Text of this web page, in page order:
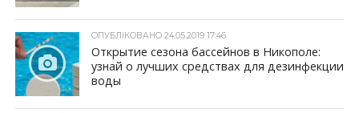
ОПУБЛІКОВАНО 24.05.2019 17:46
Открытие сезона бассейнов в Никополе:
узнай о лучших средствах для дезинфекции
воды